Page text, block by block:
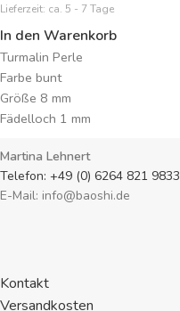
Lieferzeit: ca. 5 - 7 Tage
In den Warenkorb
Turmalin Perle
Farbe bunt
Größe 8 mm
Fädelloch 1 mm
Martina Lehnert
Telefon: +49 (0) 6264 821 9833
E-Mail: info@baoshi.de
Kontakt
Versandkosten